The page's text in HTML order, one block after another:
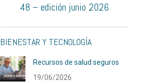
48 – edición junio 2026
BIENESTAR Y TECNOLOGÍA
Recursos de salud seguros
19/06/2026